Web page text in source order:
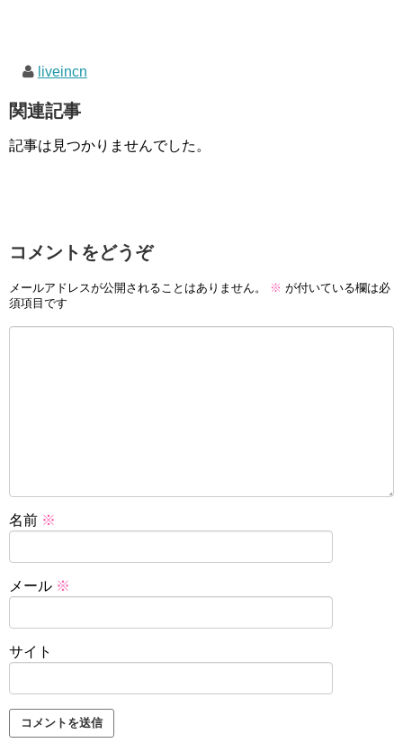
liveincn
関連記事
記事は見つかりませんでした。
コメントをどうぞ
メールアドレスが公開されることはありません。 ※ が付いている欄は必
須項目です
名前 ※
メール ※
サイト